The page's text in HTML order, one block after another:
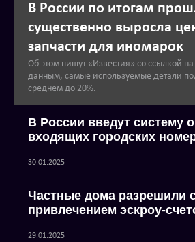
В России по итогам
существенно выросла
запчасти для иномарок
Об этом пишут «Известия» со ссылкой
данным, самые используемые детали
среднем до 20%.
В России введут систему
входящих городских
30.01.2025
Частные дома разрешили
привлечением эскроу-
29.01.2025